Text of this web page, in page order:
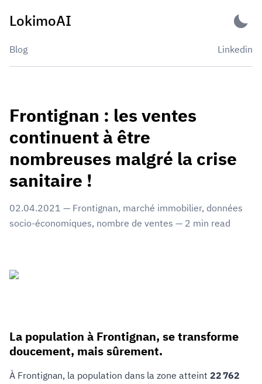
LokimoAI
Blog Linkedin
Frontignan : les ventes
continuent à être
nombreuses malgré la crise
sanitaire !
02.04.2021 — Frontignan, marché immobilier, données
socio-économiques, nombre de ventes — 2 min read
La population à Frontignan, se transforme
doucement, mais sûrement.
À Frontignan, la population dans la zone atteint 22 762